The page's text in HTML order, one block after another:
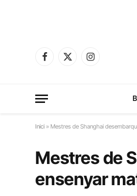
Facebook
X
Instagram
Inici » Mestres de Shanghai
Mestres de
ensenyar